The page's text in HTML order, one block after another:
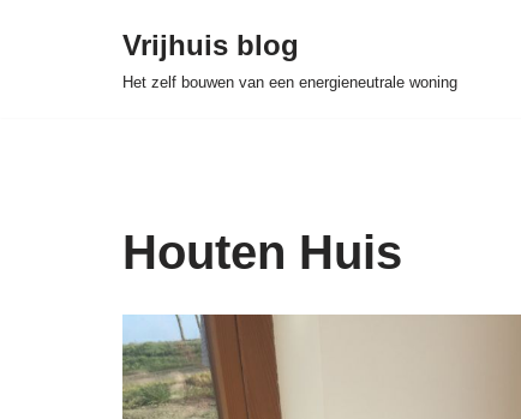
Vrijhuis blog
Het zelf bouwen van een energieneutrale woning
Houten Huis